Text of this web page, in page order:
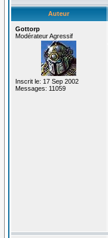
Auteur
Gottorp
Modérateur Agressif
Inscrit le: 17 Sep 2002
Messages: 11059